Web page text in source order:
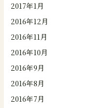
2017年1月
2016年12月
2016年11月
2016年10月
2016年9月
2016年8月
2016年7月